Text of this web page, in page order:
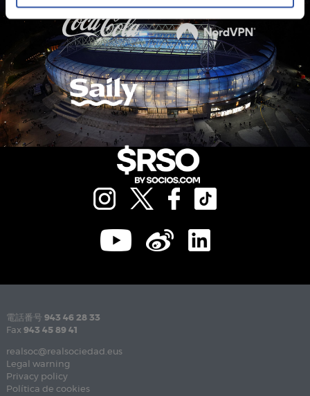
電話番号 943 46 28 33
Fax 943 45 89 41
realsoc@realsociedad.eus
Legal warning
Privacy policy
Política de cookies